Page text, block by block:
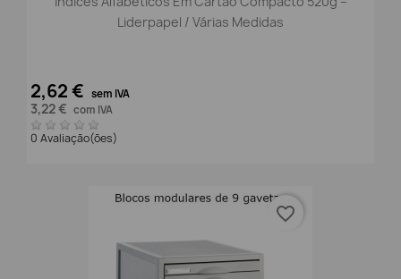
Liderpapel / Várias Medidas
2,62 € sem IVA
3,22 € com IVA
0 Avaliação(ões)
favorite_border